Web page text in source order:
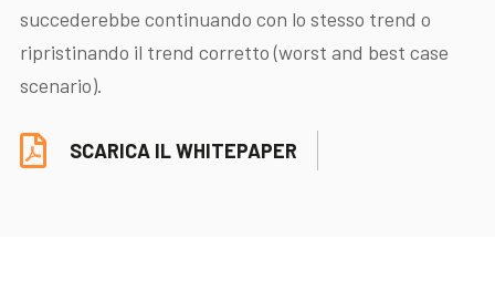
succederebbe continuando con lo stesso trend o
ripristinando il trend corretto (worst and best case
scenario).
SCARICA IL WHITEPAPER